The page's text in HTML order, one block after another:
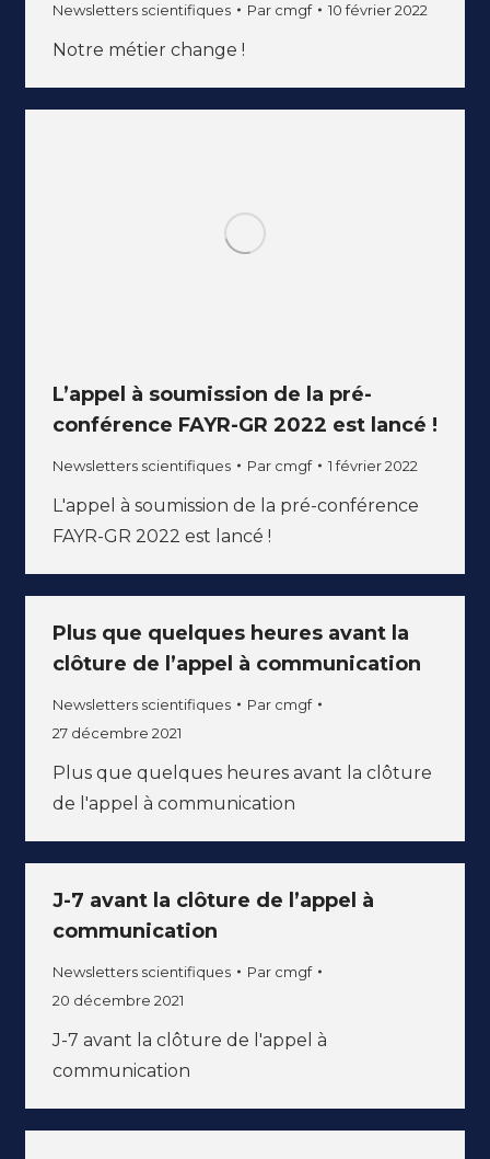
Newsletters scientifiques Par cmgf 10 février 2022
Notre métier change !
L’appel à soumission de la pré-
conférence FAYR-GR 2022 est lancé !
Newsletters scientifiques Par cmgf 1 février 2022
L'appel à soumission de la pré-conférence
FAYR-GR 2022 est lancé !
Plus que quelques heures avant la
clôture de l’appel à communication
Newsletters scientifiques Par cmgf
27 décembre 2021
Plus que quelques heures avant la clôture
de l'appel à communication
J-7 avant la clôture de l’appel à
communication
Newsletters scientifiques Par cmgf
20 décembre 2021
J-7 avant la clôture de l'appel à
communication